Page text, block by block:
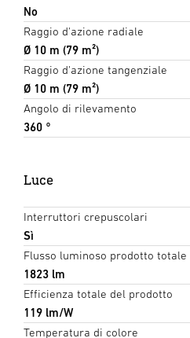
No
Raggio d'azione radiale
Ø 10 m (79 m²)
Raggio d'azione tangenziale
Ø 10 m (79 m²)
Angolo di rilevamento
360 °
Luce
Interruttori crepuscolari
Sì
Flusso luminoso prodotto totale
1823 lm
Efficienza totale del prodotto
119 lm/W
Temperatura di colore